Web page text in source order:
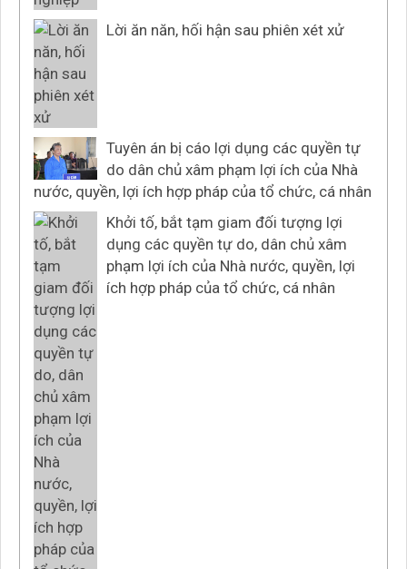
Lời ăn năn, hối hận sau phiên xét xử
Tuyên án bị cáo lợi dụng các quyền tự
do dân chủ xâm phạm lợi ích của Nhà
nước, quyền, lợi ích hợp pháp của tổ chức, cá nhân
Khởi tố, bắt tạm giam đối tượng lợi
dụng các quyền tự do, dân chủ xâm
phạm lợi ích của Nhà nước, quyền, lợi
ích hợp pháp của tổ chức, cá nhân